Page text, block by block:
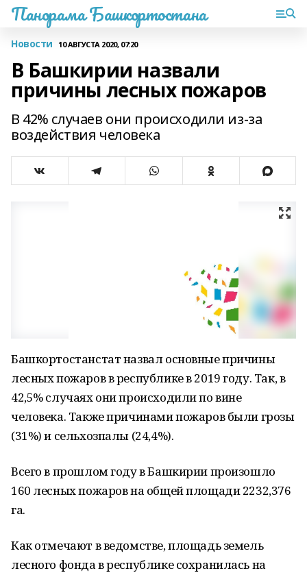
Панорама Башкортостана
Новости 10 АВГУСТА 2020, 07:20
В Башкирии назвали
причины лесных пожаров
В 42% случаев они происходили из-за
воздействия человека
Башкортостанстат назвал основные причины
лесных пожаров в республике в 2019 году. Так, в
42,5% случаях они происходили по вине
человека. Также причинами пожаров были грозы
(31%) и сельхозпалы (24,4%).
Всего в прошлом году в Башкирии произошло
160 лесных пожаров на общей площади 2232,376
га.
Как отмечают в ведомстве, площадь земель
лесного фонда в республике сохранилась на